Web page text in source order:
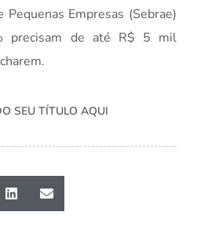
Empresas (Sebrae)
precisam de até R$ 5 mil
SEU TÍTULO AQUI